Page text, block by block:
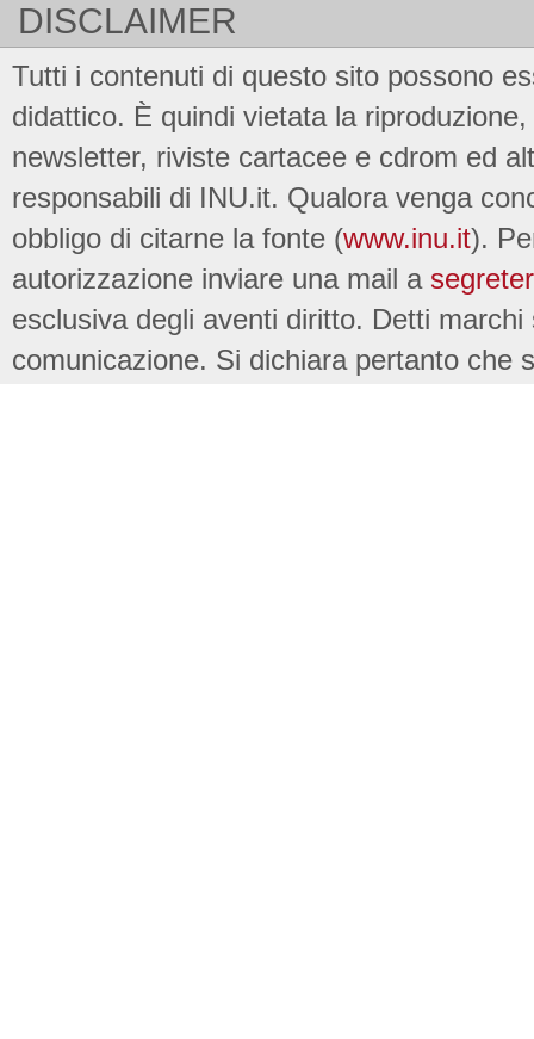
DISCLAIMER
Tutti i contenuti di questo sito possono
didattico. È quindi vietata la
newsletter, riviste cartacee e cdrom ed
responsabili di INU.it. Qualora venga
obbligo di citarne la fonte (www.inu.it).
autorizzazione inviare una mail a
esclusiva degli aventi diritto. Detti
comunicazione. Si dichiara pertanto che